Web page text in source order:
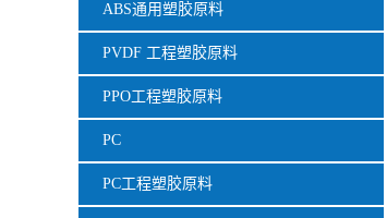
ABS通用塑胶原料
PVDF 工程塑胶原料
PPO工程塑胶原料
PC
PC工程塑胶原料